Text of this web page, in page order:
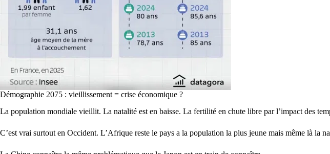
Démographie 2075 : vieillissement = crise économique ?
La population mondiale vieillit. La natalité est en baisse. La fertilité en chute libre par l’impact des
C’est vrai surtout en Occident. L’Afrique reste le pays a la population la plus jeune mais même là la